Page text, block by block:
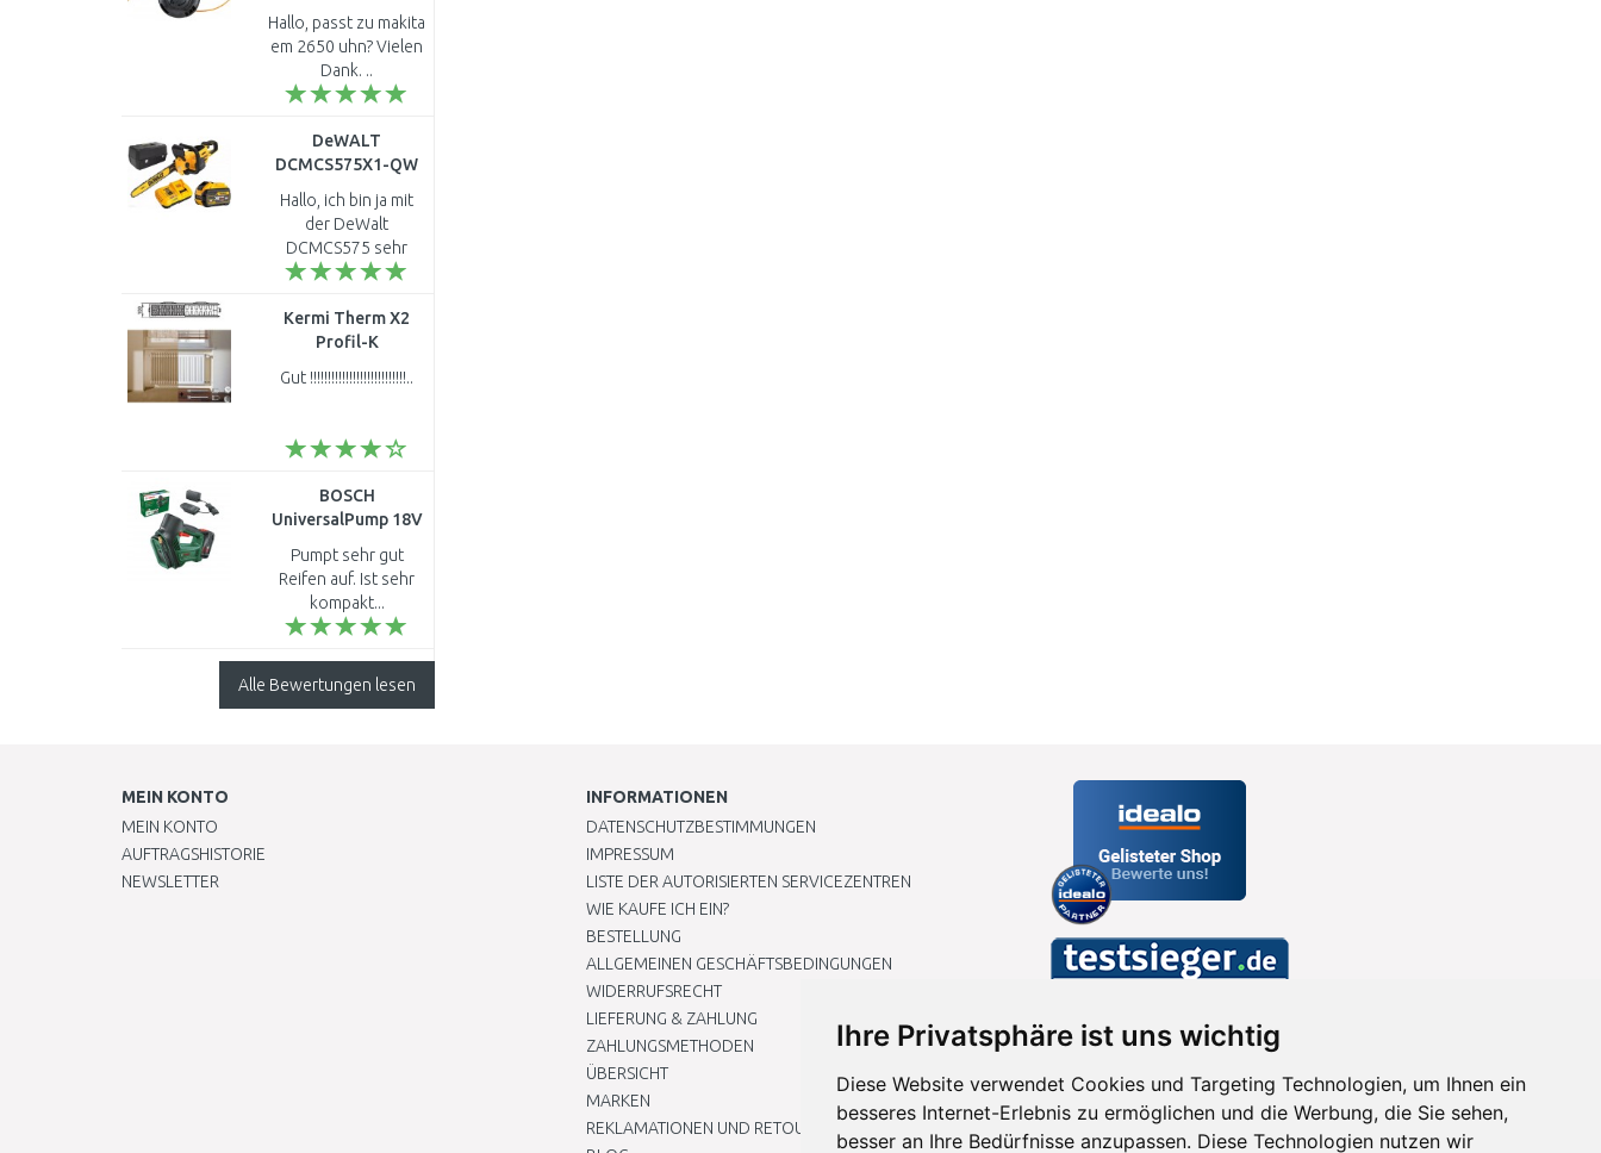
Ihre Privatsphäre ist uns wichtig
Diese Website verwendet Cookies und Targeting Technologien, um Ihnen ein
besseres Internet-Erlebnis zu ermöglichen und die Werbung, die Sie sehen,
besser an Ihre Bedürfnisse anzupassen. Diese Technologien nutzen wir
Fadenkopf 2,4 mm
M10×1,25 LH
Hallo, passt zu makita
em 2650 uhn? Vielen
Dank. ..
DeWALT
DCMCS575X1-QW
Akku-Kettensäge
50cm XR FlexVolt
(54V/1x9,0Ah)
koffer
Hallo, ich bin ja mit
der DeWalt
DCMCS575 sehr
zufrieden. Ich suche
Kette oder kettenset
40cm. Können Sie mir
auch einen Ma..
Kermi Therm X2
Profil-K
22 554 / 1800
Gut !!!!!!!!!!!!!!!!!!!!!!!!!!!..
BOSCH
UniversalPump 18V
(1x2,0 Ah) Akku-
Druckluftpumpe
0603947101
Pumpt sehr gut
Reifen auf. Ist sehr
kompakt...
Alle Bewertungen lesen
MEIN KONTO
MEIN KONTO
AUFTRAGSHISTORIE
NEWSLETTER
INFORMATIONEN
DATENSCHUTZBESTIMMUNGEN
IMPRESSUM
LISTE DER AUTORISIERTEN SERVICEZENTREN
WIE KAUFE ICH EIN?
BESTELLUNG
ALLGEMEINEN GESCHÄFTSBEDINGUNGEN
WIDERRUFSRECHT
LIEFERUNG & ZAHLUNG
ZAHLUNGSMETHODEN
ÜBERSICHT
MARKEN
REKLAMATIONEN UND RETOUREN